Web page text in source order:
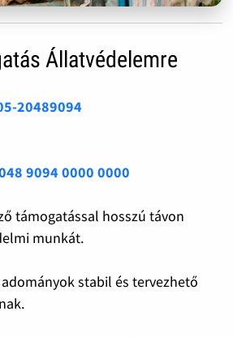
Állatvédelemre
20489094
9094 0000 0000
támogatással hosszú távon
munkát.
stabil és tervezhető